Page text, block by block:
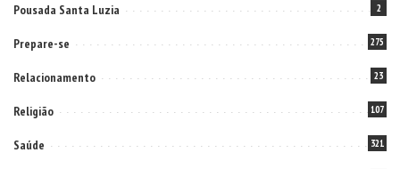
Pousada Santa Luzia 2
Prepare-se 275
Relacionamento 23
Religião 107
Saúde 321